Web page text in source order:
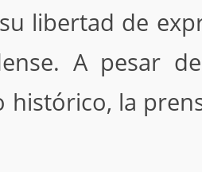
libertad de
A pesar
la